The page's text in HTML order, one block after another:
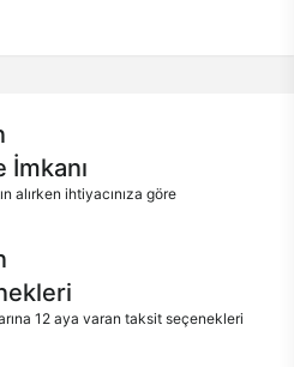
alırken ihtiyacınıza göre
12 aya varan taksit seçenekleri